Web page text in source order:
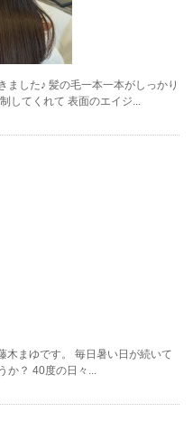
ました♪ 髪の毛一本一本がしっかり
してくれて 表面のエイジ...
木まゆです。 毎日暑い日が続いて
か？ 40度の日々...